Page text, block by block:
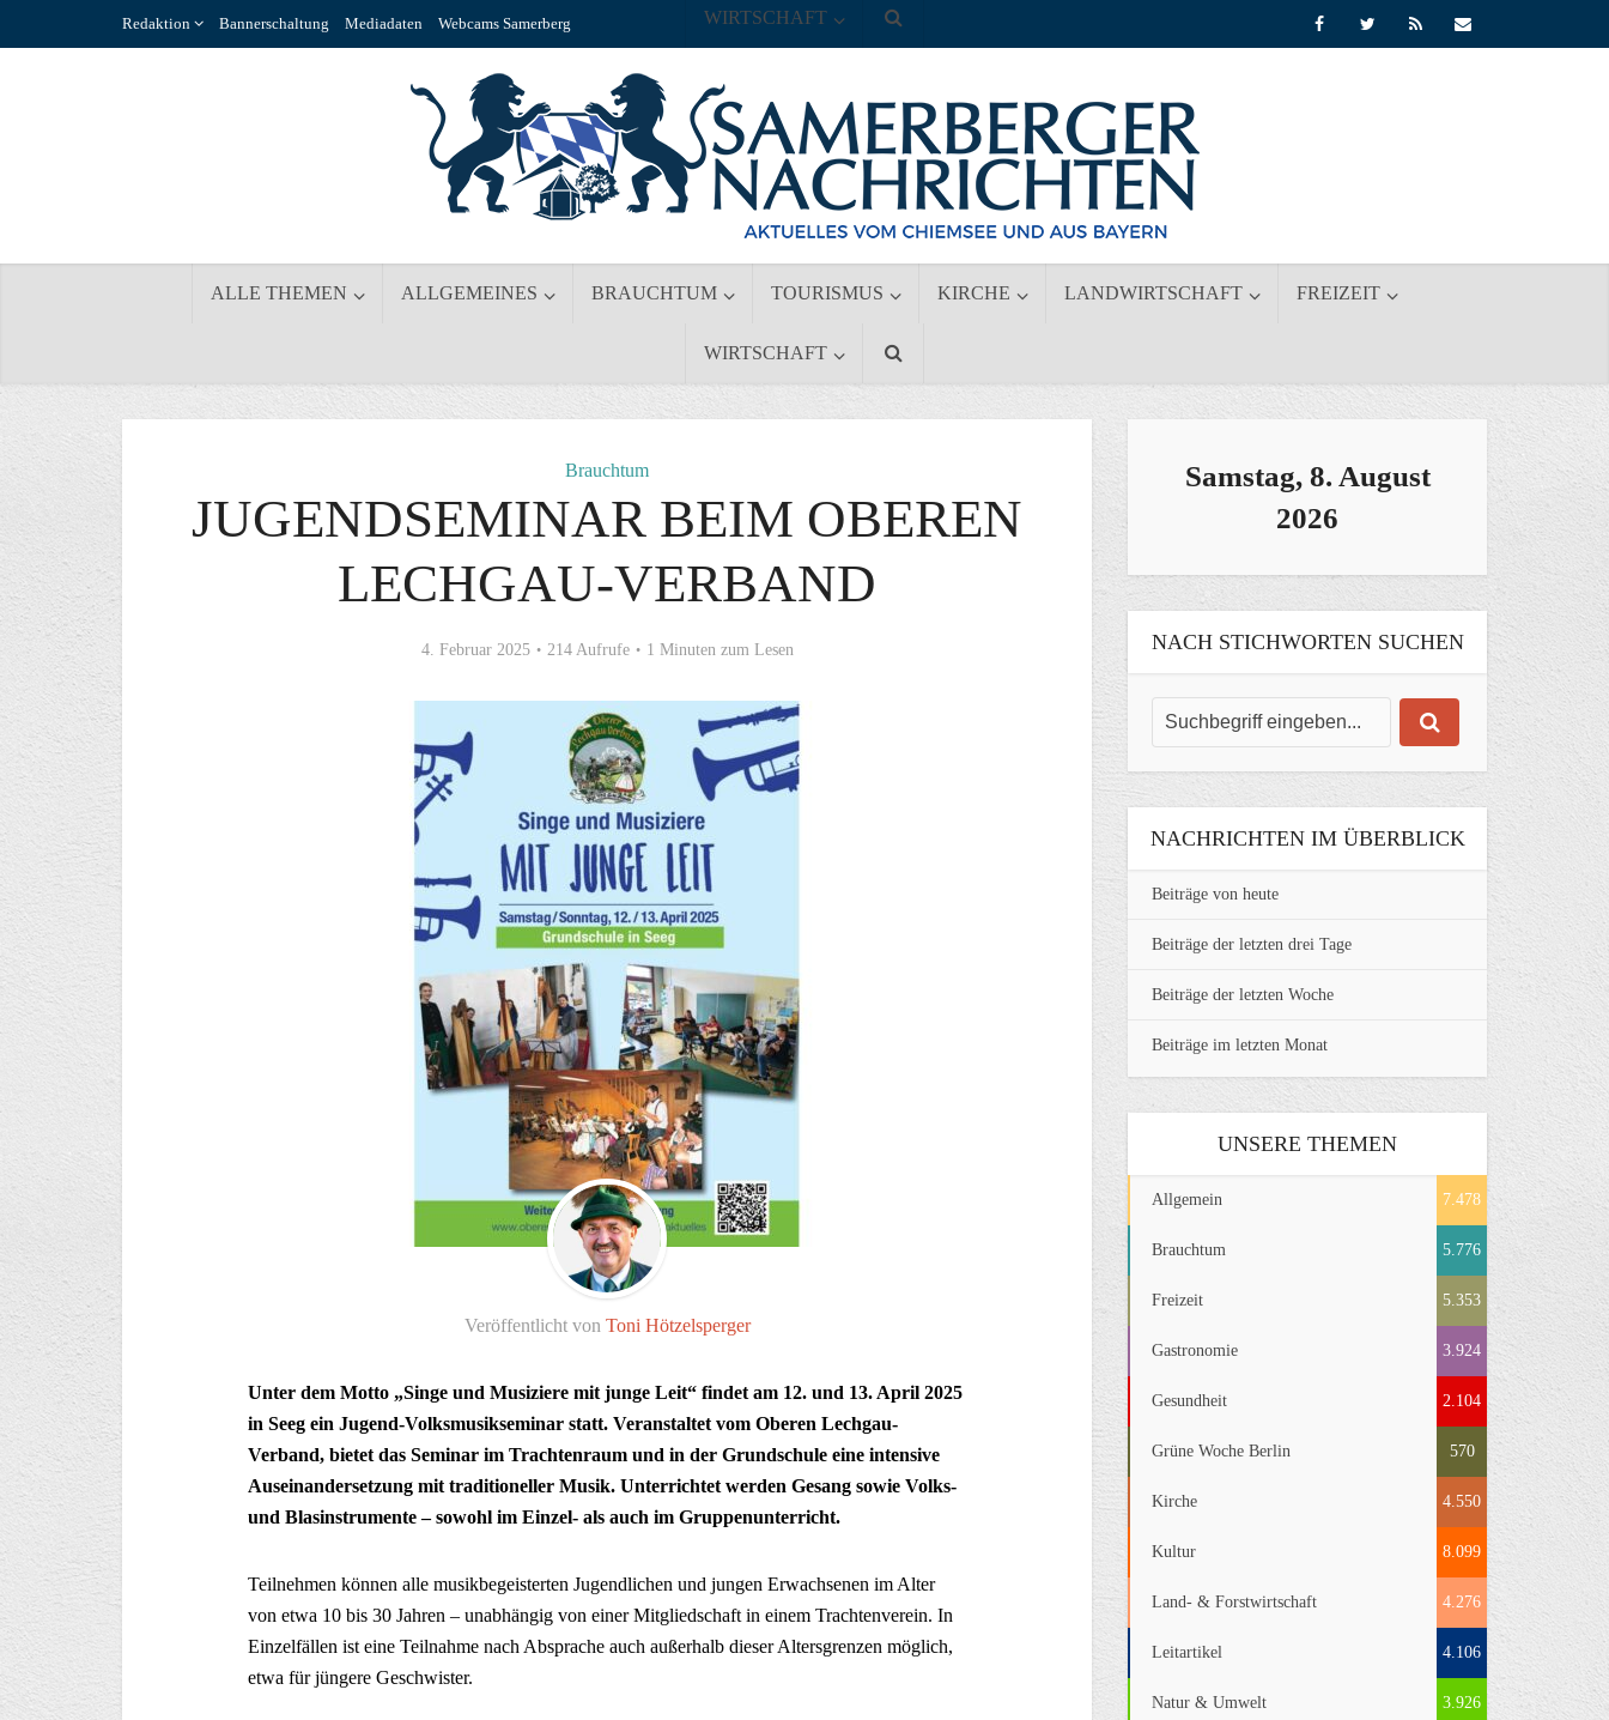
Redaktion Bannerschaltung Mediadaten Webcams Samerberg
ALLE THEMEN ALLGEMEINES BRAUCHTUM TOURISMUS KIRCHE LANDWIRTSCHAFT FREIZEIT
WIRTSCHAFT
WIRTSCHAFT
Brauchtum
JUGENDSEMINAR BEIM OBEREN
LECHGAU-VERBAND
4. Februar 2025 214 Aufrufe 1 Minuten zum Lesen
Veröffentlicht von Toni Hötzelsperger
Unter dem Motto „Singe und Musiziere mit junge Leit“ findet am 12. und 13. April 2025
in Seeg ein Jugend-Volksmusikseminar statt. Veranstaltet vom Oberen Lechgau-
Verband, bietet das Seminar im Trachtenraum und in der Grundschule eine intensive
Auseinandersetzung mit traditioneller Musik. Unterrichtet werden Gesang sowie Volks-
und Blasinstrumente – sowohl im Einzel- als auch im Gruppenunterricht.
Teilnehmen können alle musikbegeisterten Jugendlichen und jungen Erwachsenen im Alter
von etwa 10 bis 30 Jahren – unabhängig von einer Mitgliedschaft in einem Trachtenverein. In
Einzelfällen ist eine Teilnahme nach Absprache auch außerhalb dieser Altersgrenzen möglich,
etwa für jüngere Geschwister.
Samstag, 8. August
2026
NACH STICHWORTEN SUCHEN
NACHRICHTEN IM ÜBERBLICK
Beiträge von heute
Beiträge der letzten drei Tage
Beiträge der letzten Woche
Beiträge im letzten Monat
UNSERE THEMEN
Allgemein 7.478
Brauchtum 5.776
Freizeit 5.353
Gastronomie 3.924
Gesundheit 2.104
Grüne Woche Berlin 570
Kirche 4.550
Kultur 8.099
Land- & Forstwirtschaft 4.276
Leitartikel 4.106
Natur & Umwelt 3.926